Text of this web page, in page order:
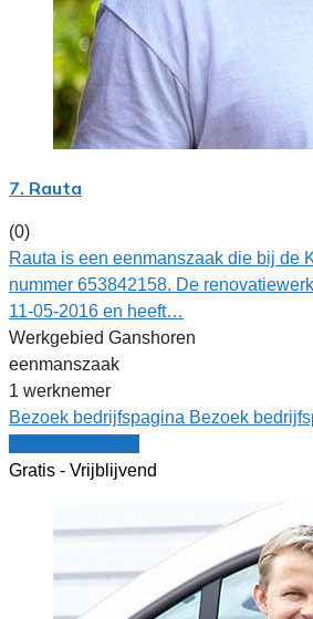
7. Rauta
(0)
Rauta is een eenmanszaak die bij de
nummer 653842158. De
11-05-2016 en heeft…
Werkgebied Ganshoren
eenmanszaak
1 werknemer
Bezoek bedrijfspagina Bezoek
Gratis - Vrijblijvend